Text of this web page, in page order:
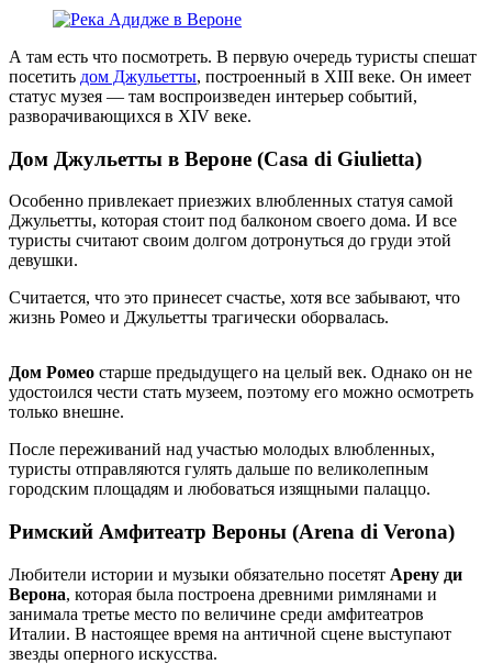
А там есть что посмотреть. В первую очередь туристы спешат
посетить дом Джульетты, построенный в XIII веке. Он имеет
статус музея — там воспроизведен интерьер событий,
разворачивающихся в XIV веке.
Дом Джульетты в Вероне (Casa di Giulietta)
Особенно привлекает приезжих влюбленных статуя самой
Джульетты, которая стоит под балконом своего дома. И все
туристы считают своим долгом дотронуться до груди этой
девушки.
Считается, что это принесет счастье, хотя все забывают, что
жизнь Ромео и Джульетты трагически оборвалась.
Дом Ромео старше предыдущего на целый век. Однако он не
удостоился чести стать музеем, поэтому его можно осмотреть
только внешне.
После переживаний над участью молодых влюбленных,
туристы отправляются гулять дальше по великолепным
городским площадям и любоваться изящными палаццо.
Римский Амфитеатр Вероны (Arena di Verona)
Любители истории и музыки обязательно посетят Арену ди
Верона, которая была построена древними римлянами и
занимала третье место по величине среди амфитеатров
Италии. В настоящее время на античной сцене выступают
звезды оперного искусства.